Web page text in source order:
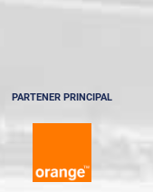
PARTENER PRINCIPAL